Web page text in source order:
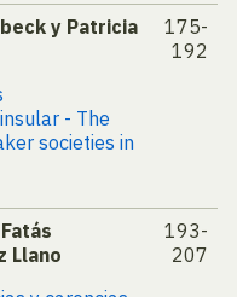
y Patricia
- The
societies in
175-
192
Llano
193-
207